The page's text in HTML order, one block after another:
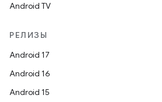
Android TV
РЕЛИЗЫ
Android 17
Android 16
Android 15